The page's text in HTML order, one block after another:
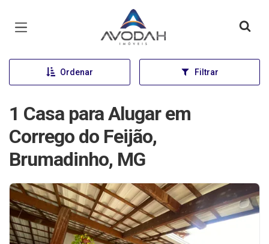
Página inicial
Ordenar Filtrar
1 Casa para Alugar em
Corrego do Feijão,
Brumadinho, MG